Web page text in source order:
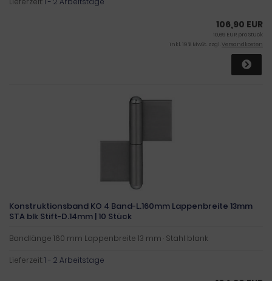
106,90 EUR
10,69 EUR pro Stück
inkl. 19 % MwSt. zzgl.Versandkosten
Konstruktionsband KO 4 Band-L.160mm Lappenbreite 13mm
STA blk Stift-D.14mm | 10 Stück
Bandlänge 160 mm Lappenbreite 13 mm · Stahl blank
Lieferzeit:1 - 2 Arbeitstage